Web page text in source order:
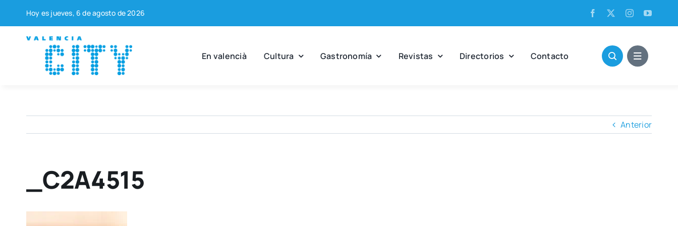
contenido
Hoy es jue­ves, 6 de agos­to de 2026
En valen­cià Cul­tu­ra Gas­tro­no­mía Revis­tas Direc­to­rios Con­tac­to
Anterior
_C2A4515